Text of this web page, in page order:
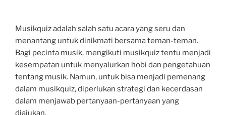
Musikquiz adalah salah satu acara yang seru dan
menantang untuk dinikmati bersama teman-teman.
Bagi pecinta musik, mengikuti musikquiz tentu menjadi
kesempatan untuk menyalurkan hobi dan pengetahuan
tentang musik. Namun, untuk bisa menjadi pemenang
dalam musikquiz, diperlukan strategi dan kecerdasan
dalam menjawab pertanyaan-pertanyaan yang
diajukan.